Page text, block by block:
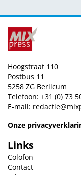
Hoogstraat 110
Postbus 11
5258 ZG Berlicum
Telefoon: +31 (0) 73
E-mail:
Onze
Links
Colofon
Contact